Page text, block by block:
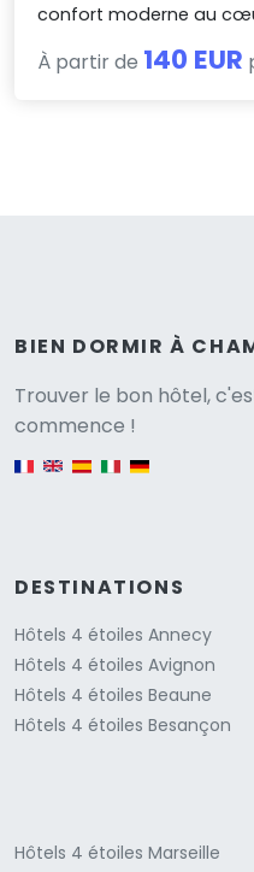
confort moderne au
À partir de 140 EUR
BIEN DORMIR À
Trouver le bon hôtel,
commence !
DESTINATIONS
Hôtels 4 étoiles Annecy
Hôtels 4 étoiles Avignon
Hôtels 4 étoiles Beaune
Hôtels 4 étoiles Besançon
Hôtels 4 étoiles Marseille